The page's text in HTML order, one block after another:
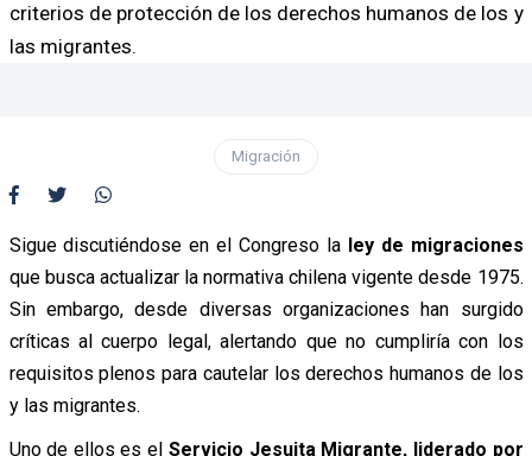
criterios de protección de los derechos humanos de los y
las migrantes.
Migración
Sigue discutiéndose en el Congreso la ley de migraciones
que busca actualizar la normativa chilena vigente desde 1975.
Sin embargo, desde diversas organizaciones han surgido
críticas al cuerpo legal, alertando que no cumpliría con los
requisitos plenos para cautelar los derechos humanos de los
y las migrantes.
Uno de ellos es el Servicio Jesuita Migrante, liderado por